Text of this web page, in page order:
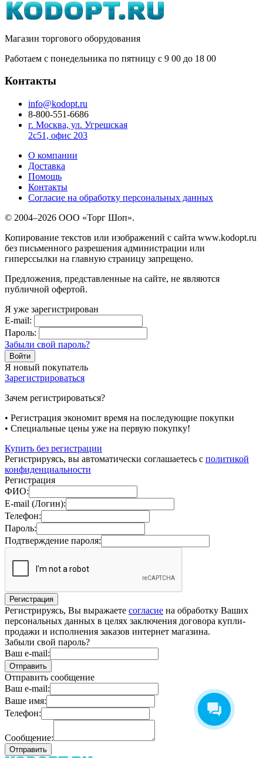
Магазин торгового оборудования
Работаем с понедельника по пятницу с 9 00 до 18 00
Контакты
info@kodopt.ru
8-800-551-6686
г. Москва, ул. Угрешская
2с51, офис 203
О компании
Доставка
Помощь
Контакты
Согласие на обработку персональных данных
© 2004–2026 ООО «Торг Шоп».
Копирование текстов или изображений с сайта www.kodopt.ru
без письменного разрешения администрации или
гиперссылки на главную страницу запрещено.
Предложения, представленные на сайте, не являются
публичной офертой.
Я уже зарегистрирован
E-mail:
Пароль:
Забыли свой пароль?
Я новый покупатель
Зарегистрироваться
Зачем регистрироваться?
• Регистрация экономит время на последующие покупки
• Специальные цены уже на первую покупку!
Купить без регистрации
Регистрируясь, вы автоматически соглашаетесь с политикой
конфиденциальности
Регистрация
ФИО:
E-mail (Логин):
Телефон:
Пароль:
Подтверждение пароля:
Регистрируясь, Вы выражаете согласие на обработку Ваших
персональных данных в целях заключения договора купли-
продажи и исполнения заказов интернет магазина.
Забыли свой пароль?
Ваш e-mail:
Отправить сообщение
Ваш e-mail:
Ваше имя:
Телефон:
Сообщение: